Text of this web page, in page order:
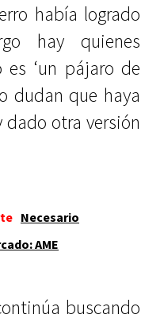
había logrado
hay quienes
‘un pájaro de
dudan que haya
otra versión
Necesario
AME
buscando